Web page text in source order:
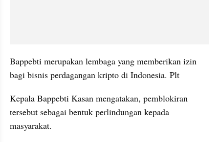
Bappebti merupakan lembaga yang memberikan izin
bagi bisnis perdagangan kripto di Indonesia. Plt
Kepala Bappebti Kasan mengatakan, pemblokiran
tersebut sebagai bentuk perlindungan kepada
masyarakat.